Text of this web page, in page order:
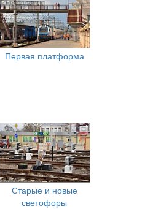
Первая платформа
Старые и новые
светофоры